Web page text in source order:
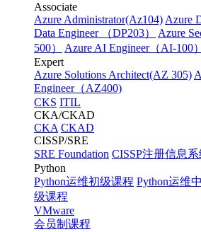
Associate
Azure Administrator(Az104) Azure
Data Engineer （DP203）
Azure
500）
Azure AI Engineer（AI-100）
Expert
Azure Solutions Architect(AZ 305)
Engineer（AZ400)
CKS ITIL
CKA/CKAD
CKA CKAD
CISSP/SRE
SRE Foundation CISSP注册信息
Python
Python运维初级课程 Python运维
级课程
VMware
会员制课程